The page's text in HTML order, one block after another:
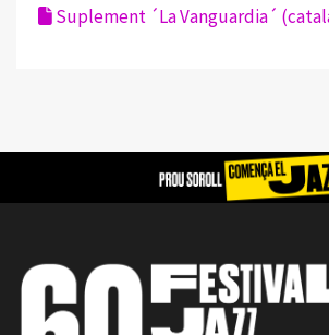
Suplement ´La Vanguardia´